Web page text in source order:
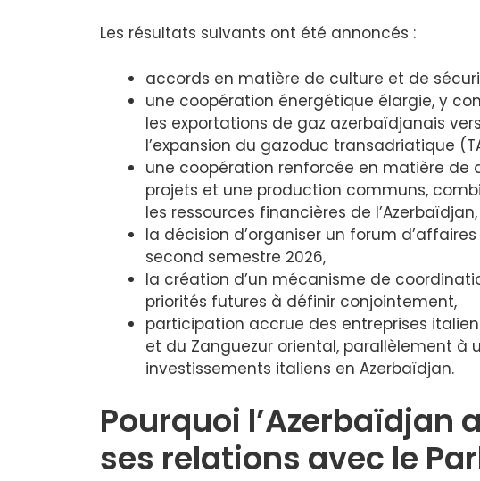
Les résultats suivants ont été annoncés :
accords en matière de culture et de
une coopération énergétique élargie, y
les exportations de gaz azerbaïdjanais
l’expansion du gazoduc transadriatique
une coopération renforcée en matière de
projets et une production communs,
les ressources financières de l’Azerbaïdjan,
la décision d’organiser un forum
second semestre 2026,
la création d’un mécanisme de
priorités futures à définir conjointement,
participation accrue des entreprises
et du Zanguezur oriental, parallèlement à
investissements italiens en Azerbaïdjan.
Pourquoi
ses relations avec le